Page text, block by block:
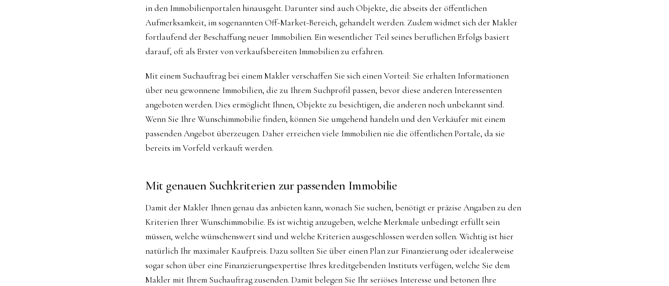
in den Immobilienportalen hinausgeht. Darunter sind auch Objekte, die abseits der öffentlichen
Aufmerksamkeit, im sogenannten Off-Market-Bereich, gehandelt werden. Zudem widmet sich der Makler
fortlaufend der Beschaffung neuer Immobilien. Ein wesentlicher Teil seines beruflichen Erfolgs basiert
darauf, oft als Erster von verkaufsbereiten Immobilien zu erfahren.
Mit einem Suchauftrag bei einem Makler verschaffen Sie sich einen Vorteil: Sie erhalten Informationen
über neu gewonnene Immobilien, die zu Ihrem Suchprofil passen, bevor diese anderen Interessenten
angeboten werden. Dies ermöglicht Ihnen, Objekte zu besichtigen, die anderen noch unbekannt sind.
Wenn Sie Ihre Wunschimmobilie finden, können Sie umgehend handeln und den Verkäufer mit einem
passenden Angebot überzeugen. Daher erreichen viele Immobilien nie die öffentlichen Portale, da sie
bereits im Vorfeld verkauft werden.
Mit genauen Suchkriterien zur passenden Immobilie
Damit der Makler Ihnen genau das anbieten kann, wonach Sie suchen, benötigt er präzise Angaben zu den
Kriterien Ihrer Wunschimmobilie. Es ist wichtig anzugeben, welche Merkmale unbedingt erfüllt sein
müssen, welche wünschenswert sind und welche Kriterien ausgeschlossen werden sollen. Wichtig ist hier
natürlich Ihr maximaler Kaufpreis. Dazu sollten Sie über einen Plan zur Finanzierung oder idealerweise
sogar schon über eine Finanzierungsexpertise Ihres kreditgebenden Instituts verfügen, welche Sie dem
Makler mit Ihrem Suchauftrag zusenden. Damit belegen Sie Ihr seriöses Interesse und betonen Ihre